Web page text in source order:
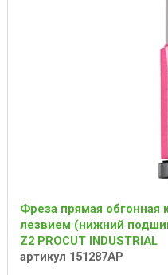
Фреза прямая обгонная
лезвием (нижний
Z2 PROCUT INDUSTRIAL
артикул 151287AP